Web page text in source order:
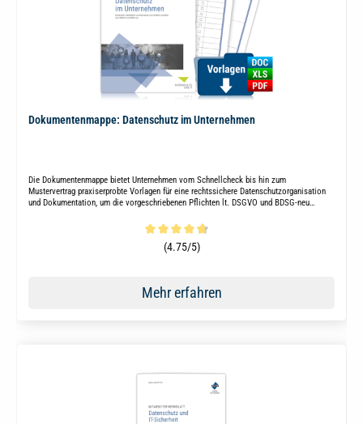
Dokumentenmappe: Datenschutz im Unternehmen
Die Dokumentenmappe bietet Unternehmen vom Schnellcheck bis hin zum
Mustervertrag praxiserprobte Vorlagen für eine rechtssichere Datenschutzorganisation
und Dokumentation, um die vorgeschriebenen Pflichten lt. DSGVO und BDSG-neu
Durchschnittliche Bewertung von 4.7 von 5 Sternen
(4.75/5)
Mehr erfahren